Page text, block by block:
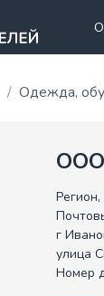
Одежда,
ООО
г
улица
Номер